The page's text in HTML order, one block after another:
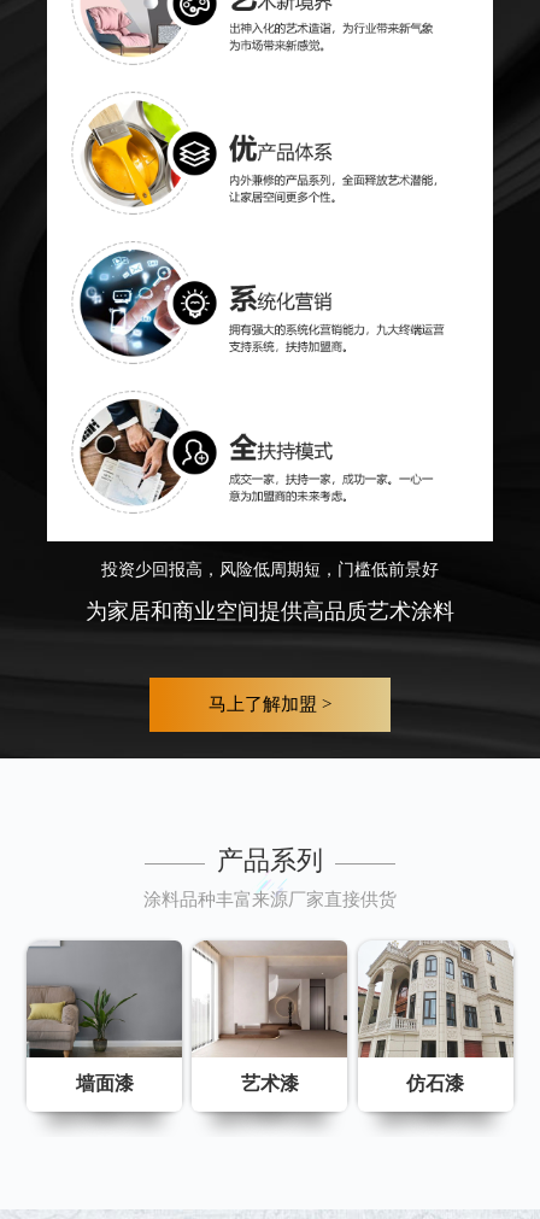
投资少回报高，风险低周期短，门槛低前景好
为家居和商业空间提供高品质艺术涂料
马上了解加盟 >
产品系列
涂料品种丰富来源厂家直接供货
墙面漆 艺术漆 仿石漆